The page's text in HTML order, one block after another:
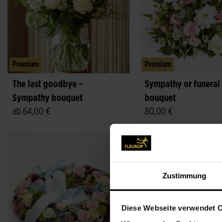
Zustimmung
Diese Webseite verwendet
Premium
The last goodbye -
Sympathy bouquet
ab 64,00 €
Premium
Sympathy or funeral
bouquet
80,00 €